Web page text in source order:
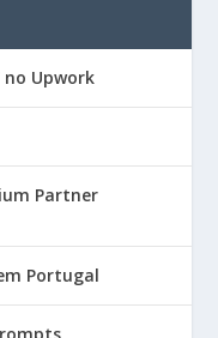
no Upwork
Partner
Portugal